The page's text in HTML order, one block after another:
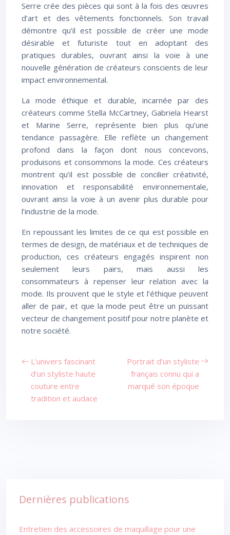
Serre crée des pièces qui sont à la fois des œuvres
d’art et des vêtements fonctionnels. Son travail
démontre qu’il est possible de créer une mode
désirable et futuriste tout en adoptant des
pratiques durables, ouvrant ainsi la voie à une
nouvelle génération de créateurs conscients de leur
impact environnemental.
La mode éthique et durable, incarnée par des
créateurs comme Stella McCartney, Gabriela Hearst
et Marine Serre, représente bien plus qu’une
tendance passagère. Elle reflète un changement
profond dans la façon dont nous concevons,
produisons et consommons la mode. Ces créateurs
montrent qu’il est possible de concilier créativité,
innovation et responsabilité environnementale,
ouvrant ainsi la voie à un avenir plus durable pour
l’industrie de la mode.
En repoussant les limites de ce qui est possible en
termes de design, de matériaux et de techniques de
production, ces créateurs engagés inspirent non
seulement leurs pairs, mais aussi les
consommateurs à repenser leur relation avec la
mode. Ils prouvent que le style et l’éthique peuvent
aller de pair, et que la mode peut être un puissant
vecteur de changement positif pour notre planète et
notre société.
L’univers fascinant
d’un styliste haute
couture entre
tradition et audace
Portrait d’un styliste
français connu qui a
marqué son époque
Dernières publications
Entretien des accessoires de maquillage pour une